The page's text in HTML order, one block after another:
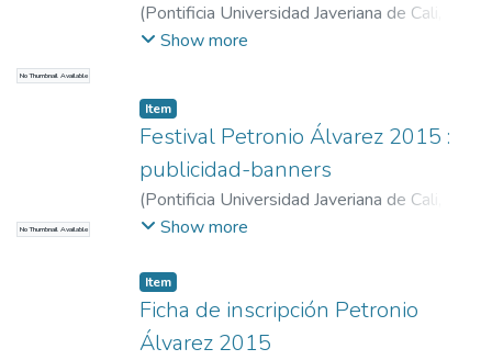
No Thumbnail Available
(Pontificia Universidad Javeriana de Cali
2015)Cali. Alcaldía. Secretaría de Cultura y
Show more
No Thumbnail Available
Item
Festival Petronio Álvarez 2015 :
publicidad-banners
(Pontificia Universidad Javeriana de Cali
2015)Cali. Alcaldía. Secretaría de Cultura y
Show more
Item
Ficha de inscripción Petronio
Álvarez 2015